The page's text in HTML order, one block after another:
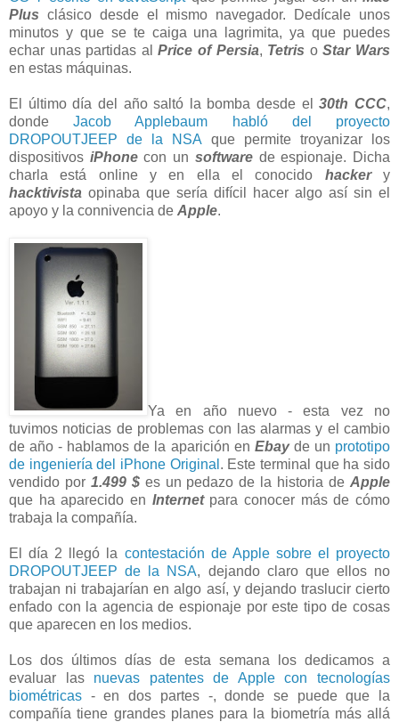
Plus clásico desde el mismo navegador. Dedícale unos
minutos y que se te caiga una lagrimita, ya que puedes
echar unas partidas alPrice of Persia, Tetris oStar Wars
en estas máquinas.
El último día del año saltó la bomba desde el30th CCC,
dondeJacob Applebaum habló del proyecto
DROPOUTJEEP de la NSA que permite troyanizar los
dispositivos iPhonecon un softwarede espionaje. Dicha
charla está online y en ella el conocido hackery
hacktivista opinaba que sería difícil hacer algo así sin el
apoyo y la connivencia de Apple.
Ya en año nuevo - esta vez no
tuvimos noticias de problemas con las alarmas y el cambio
de año - hablamos de la aparición en Ebayde un prototipo
de ingeniería del iPhone Original . Este terminal que ha sido
vendido por 1.499 $es un pedazo de la historia deApple
que ha aparecido en Internetpara conocer más de cómo
trabaja la compañía.
El día 2 llegó la contestación de Apple sobre el proyecto
DROPOUTJEEP de la NSA, dejando claro que ellos no
trabajan ni trabajarían en algo así, y dejando traslucir cierto
enfado con la agencia de espionaje por este tipo de cosas
que aparecen en los medios.
Los dos últimos días de esta semana los dedicamos a
evaluar las nuevas patentes de Apple con tecnologías
biométricas - en dos partes -, donde se puede que la
compañía tiene grandes planes para la biometría más allá